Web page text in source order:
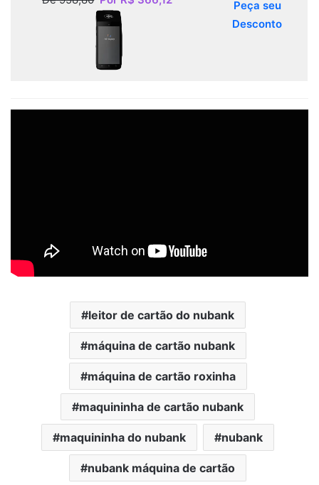
Peça seu
Desconto
leitor de cartão do nubank
máquina de cartão nubank
máquina de cartão roxinha
maquininha de cartão nubank
maquininha do nubank nubank
nubank máquina de cartão